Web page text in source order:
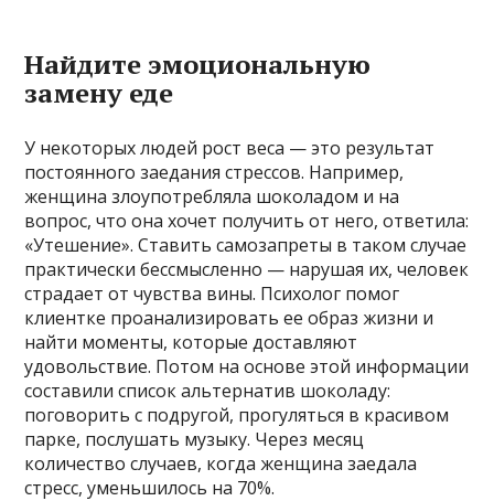
Найдите эмоциональную
замену еде
У некоторых людей рост веса — это результат
постоянного заедания стрессов. Например,
женщина злоупотребляла шоколадом и на
вопрос, что она хочет получить от него, ответила:
«Утешение». Ставить самозапреты в таком случае
практически бессмысленно — нарушая их, человек
страдает от чувства вины. Психолог помог
клиентке проанализировать ее образ жизни и
найти моменты, которые доставляют
удовольствие. Потом на основе этой информации
составили список альтернатив шоколаду:
поговорить с подругой, прогуляться в красивом
парке, послушать музыку. Через месяц
количество случаев, когда женщина заедала
стресс, уменьшилось на 70%.